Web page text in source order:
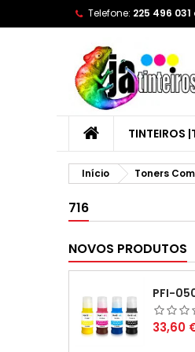
Telefone: 225 496
TINTEIROS
Início Toners
716
NOVOS PRODUTOS
Preço
33,60